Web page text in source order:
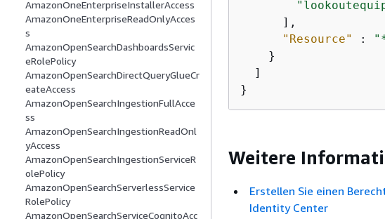
AmazonOneEnterpriseInstallerAccess
AmazonOneEnterpriseReadOnlyAcces
s
AmazonOpenSearchDashboardsServic
eRolePolicy
AmazonOpenSearchDirectQueryGlueCr
eateAccess
AmazonOpenSearchIngestionFullAcce
ss
AmazonOpenSearchIngestionReadOnl
yAccess
AmazonOpenSearchIngestionServiceR
olePolicy
AmazonOpenSearchServerlessService
RolePolicy
AmazonOpenSearchServiceCognitoAcc
      ],
"Resource"
:
    }
  ]
}
Weitere
Erstellen Sie einen
Identity Center